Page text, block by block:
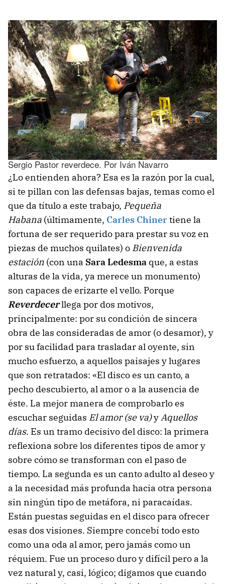
Sergio Pastor reverdece. Por Iván Navarro
¿Lo entienden ahora? Esa es la razón por la cual,
si te pillan con las defensas bajas, temas como el
que da título a este trabajo, Pequeña
Habana (últimamente, Carles Chinertiene la
fortuna de ser requerido para prestar su voz en
piezas de muchos quilates) o Bienvenida
estación (con una Sara Ledesma que, a estas
alturas de la vida, ya merece un monumento)
son capaces de erizarte el vello. Porque
Reverdecerllega por dos motivos,
principalmente: por su condición de sincera
obra de las consideradas de amor (o desamor), y
por su facilidad para trasladar al oyente, sin
mucho esfuerzo, a aquellos paisajes y lugares
que son retratados: «El disco es un canto, a
pecho descubierto, al amor o a la ausencia de
éste. La mejor manera de comprobarlo es
escuchar seguidas El amor (se va)yAquellos
días. Es un tramo decisivo del disco: la primera
reflexiona sobre los diferentes tipos de amor y
sobre cómo se transforman con el paso de
tiempo. La segunda es un canto adulto al deseo y
a la necesidad más profunda hacia otra persona
sin ningún tipo de metáfora, ni paracaídas.
Están puestas seguidas en el disco para ofrecer
esas dos visiones. Siempre concebí todo esto
como una oda al amor, pero jamás como un
réquiem. Fue un proceso duro y difícil pero a la
vez natural y, casi, lógico; digamos que cuando